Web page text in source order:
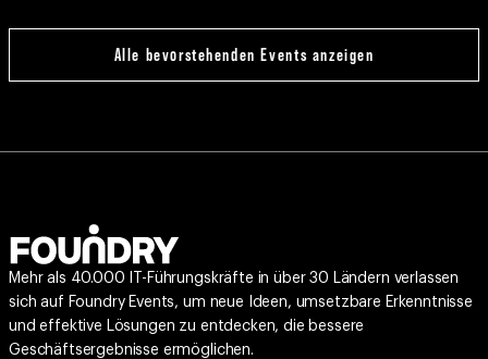
Alle bevorstehenden Events anzeigen
Mehr als 40.000 IT-Führungskräfte in über 30 Ländern verlassen
sich auf Foundry Events, um neue Ideen, umsetzbare Erkenntnisse
und effektive Lösungen zu entdecken, die bessere
Geschäftsergebnisse ermöglichen.